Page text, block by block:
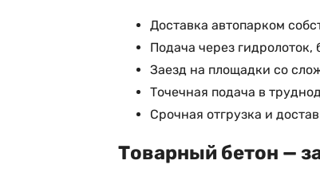
Доставка автопарком
Подача через
Заезд на площадки со
Точечная подача в
Срочная отгрузка и
Товарный бетон —